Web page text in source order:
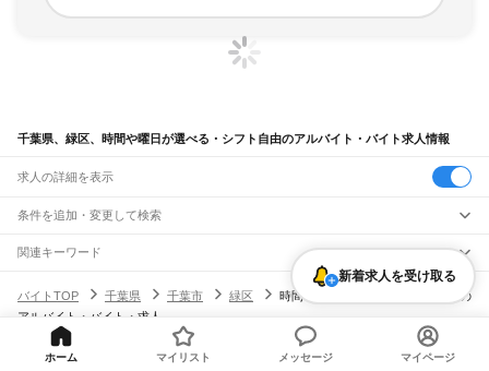
千葉県、緑区、時間や曜日が選べる・シフト自由のアルバイト・バイト求人情報
求人の詳細を表示
条件を追加・変更して検索
市区町村を追加・変更
千葉県すべて
千葉市 すべて
中央区
若葉区
銚子市 船橋市館山市木更津市 松戸市野田市 茂原市 佐倉市 東金市
駅を追加・変更
JR武蔵野線
南流山駅
新八柱駅東松戸駅 船橋法典駅
職種を追加・変更
飲食・フードサービス
特徴を追加・変更
関連キーワード
千葉県 千葉市 緑区 時間や曜日が選べる・シフト自由 送迎ドライバー
千葉県 千葉市 中央区 時間や曜日が選べる・シフト自由 バイト
千葉県 四街道市 時間や曜日が選べる・シフト自由 深夜
千葉県 時間や曜日が選べる・シフト自由 夜間
千葉県 時間や曜日が選べる・シフト自由 ペリエ
バイトTOP 千葉県 千葉市 緑区
時間や曜日が選べる・シフト自由の
アルバイト・バイト・求人
新着求人を受け取る
ホーム マイリスト メッセージ マイページ